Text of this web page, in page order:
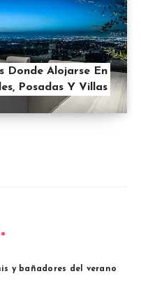
Donde Alojarse En
Posadas Y Villas
y bañadores del verano